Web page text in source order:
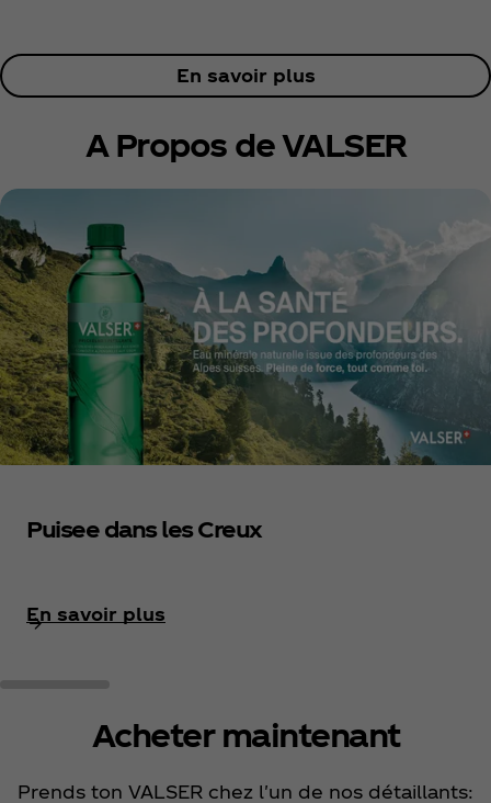
En savoir plus
A Propos de VALSER
Puisee dans les Creux
En savoir plus
Acheter maintenant
Prends ton VALSER chez l'un de nos détaillants: